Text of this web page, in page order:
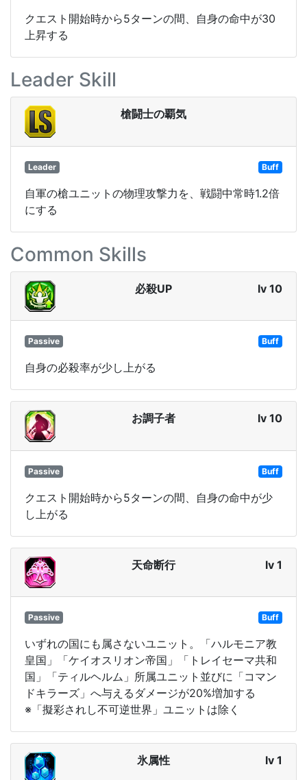
クエスト開始時から5ターンの間、自身の命中が30
上昇する
Leader Skill
槍闘士の覇気
Leader Buff
自軍の槍ユニットの物理攻撃力を、戦闘中常時1.2倍
にする
Common Skills
必殺UP lv 10
Passive Buff
自身の必殺率が少し上がる
お調子者 lv 10
Passive Buff
クエスト開始時から5ターンの間、自身の命中が少
し上がる
天命断行 lv 1
Passive Buff
いずれの国にも属さないユニット。「ハルモニア教
皇国」「ケイオスリオン帝国」「トレイセーマ共和
国」「ティルヘルム」所属ユニット並びに「コマン
ドキラーズ」へ与えるダメージが20%増加する
※「擬彩されし不可逆世界」ユニットは除く
氷属性 lv 1